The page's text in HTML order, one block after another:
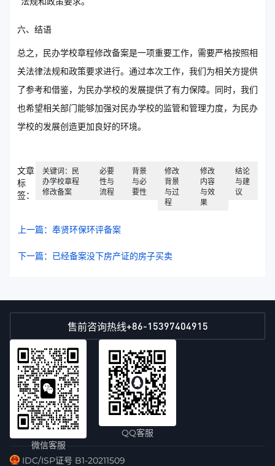
六、结语
总之，民办学校章程修改备案是一项重要工作，需要严格按照相
关法律法规和政策要求进行。通过本次工作，我们为相关方提供
了参考和借鉴，为民办学校的发展提供了有力保障。同时，我们
也希望相关部门能够加强对民办学校的监管和管理力度，为民办
学校的发展创造更加良好的环境。
文章
标
签：
关键词：民
办学校章程
修改备案
必要
性与
流程
背景
与必
要性
修改
背景
与过
程
修改
内容
与效
果
结论
与建
议
上一篇：奉贤环保环评备案
下一篇：已经备案没下房产证的房子买卖
售前咨询热线+86-15397404915
微信客服
QQ客服
IDC/ISP证号 B1-20211509